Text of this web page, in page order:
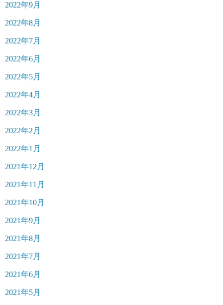
2022年9月
2022年8月
2022年7月
2022年6月
2022年5月
2022年4月
2022年3月
2022年2月
2022年1月
2021年12月
2021年11月
2021年10月
2021年9月
2021年8月
2021年7月
2021年6月
2021年5月